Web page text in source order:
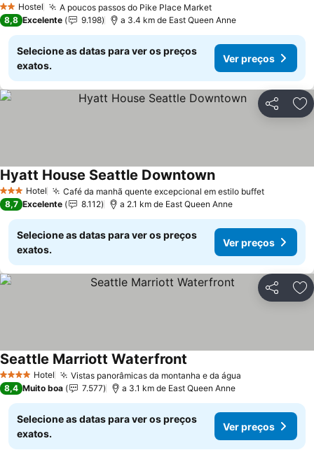
2 Estrelas
Hostel A poucos passos do Pike Place Market
8,8 Excelente 9.198 a 3.4 km de East Queen Anne
Selecione as datas para ver os preços
exatos.
Ver preços
Partilhar
3 EstrelasHotel Café da manhã quente excepcional em estilo buffet
Hyatt House Seattle Downtown
8,7 Excelente 8.112 a 2.1 km de East Queen Anne
Selecione as datas para ver os preços
exatos.
Ver preços
Partilhar
4 EstrelasHotel Vistas panorâmicas da montanha e da água
Seattle Marriott Waterfront
8,4 Muito boa 7.577 a 3.1 km de East Queen Anne
Selecione as datas para ver os preços
exatos.
Ver preços